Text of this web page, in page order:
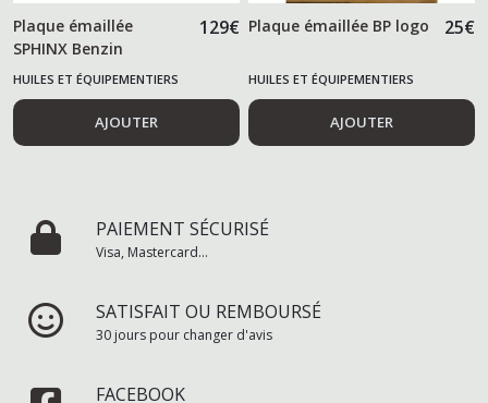
Plaque émaillée
SPHINX Benzin
129€
HUILES ET ÉQUIPEMENTIERS
AUTOMOBILES
AJOUTER
Plaque émaillée BP logo 25€
HUILES ET ÉQUIPEMENTIERS
AUTOMOBILES
AJOUTER
PAIEMENT SÉCURISÉ
Visa, Mastercard...
SATISFAIT OU REMBOURSÉ
30 jours pour changer d'avis
FACEBOOK